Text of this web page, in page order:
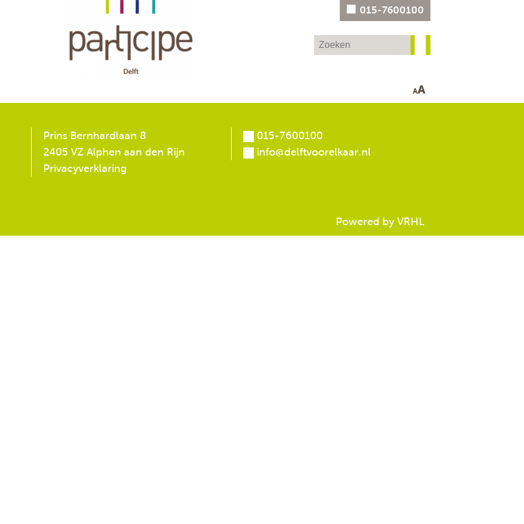
015-7600100
AA
Prins Bernhardlaan 8
2405 VZ Alphen aan den Rijn
Privacyverklaring
015-7600100
info@delftvoorelkaar.nl
Powered by VRHL